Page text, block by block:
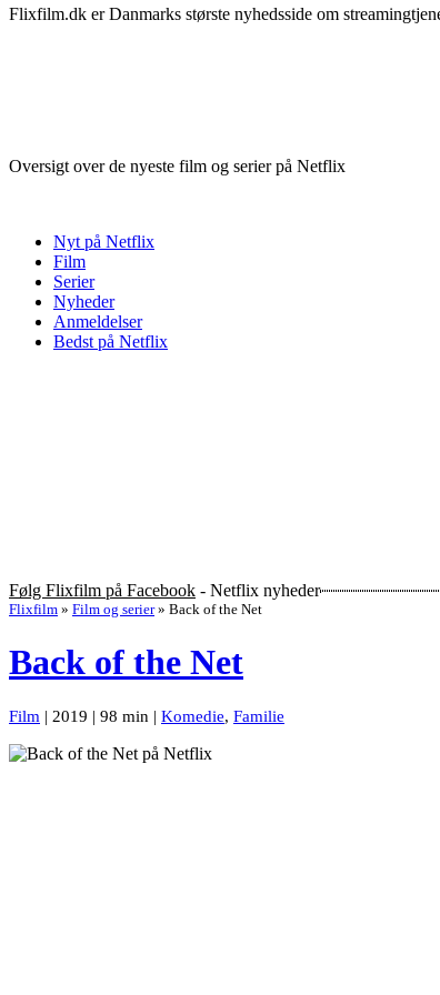
Flixfilm.dk er Danmarks største nyhedsside om
Oversigt over de nyeste film og serier på Netflix
Nyt på Netflix
Film
Serier
Nyheder
Anmeldelser
Bedst på Netflix
Følg Flixfilm på Facebook - Netflix nyheder
Flixfilm » Film og serier » Back of the Net
Back of the Net
Film | 2019 | 98 min | Komedie, Familie